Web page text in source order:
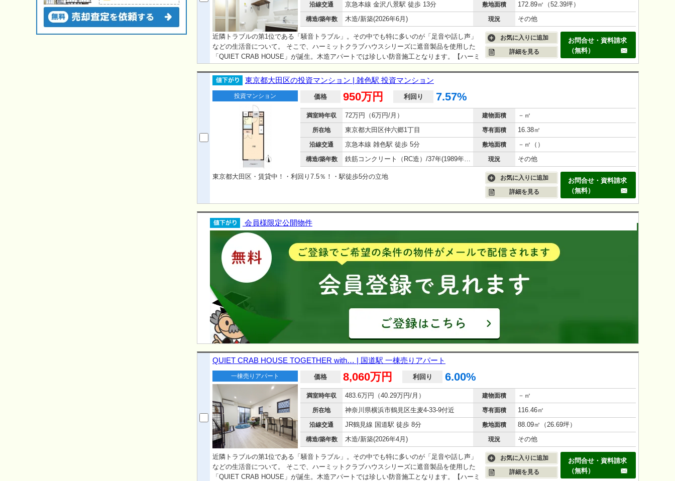
沿線交通 京急本線 金沢八景駅 徒歩 13分 敷地面積 172.89㎡（52.39坪）
構造/築年数 木造/新築(2026年6月) 現況 その他
近隣トラブルの第1位である「騒音トラブル」。その中でも特に多いのが「足音や話し声」
などの生活音について。 そこで、ハーミットクラブハウスシリーズに遮音製品を使用した
「QUIET CRAB HOUSE」が誕生。木造アパートでは珍しい防音施工となります。【ハーミ
空間設計で、 特に女性からの支持が高く、入居者の女性比率は6割をこえております。 ま
た、管理体制も徹底しており、家賃徴収や入退去管理、滞納家賃の回収やクレーム対応など
もすべて自社でおこなうことで、オーナー様への一切の負担をなくしております。 「横
浜・川崎」エリアの投資家の方であれば1棟は所有されているといっても過言ではありませ
ん。 野球で例えると4番バッターのような活躍をしてくれる物件です！ ※※入居率：
99.37％（2025年3月調べ）※※
お気に入りに追加
詳細を見る
お問合せ・資料請求
（無料）
東京都大田区の投資マンション | 雑色駅 投資マンション
投資マンション 価格 950万円 利回り 7.57%
満室時年収 72万円（6万円/月） 建物面積 －㎡
所在地 東京都大田区仲六郷1丁目 専有面積 16.38㎡
沿線交通 京急本線 雑色駅 徒歩 5分 敷地面積 －㎡（）
構造/築年数 鉄筋コンクリート（RC造）/37年(1989年6月) 現況 その他
東京都大田区・賃貸中！・利回り7.5％！・駅徒歩5分の立地
お気に入りに追加
詳細を見る
お問合せ・資料請求
（無料）
会員様限定公開物件
QUIET CRAB HOUSE TOGETHER with… | 国道駅 一棟売りアパート
一棟売りアパート 価格 8,060万円 利回り 6.00%
満室時年収 483.6万円（40.29万円/月） 建物面積 －㎡
所在地 神奈川県横浜市鶴見区生麦4-33-9付近 専有面積 116.46㎡
沿線交通 JR鶴見線 国道駅 徒歩 8分 敷地面積 88.09㎡（26.69坪）
構造/築年数 木造/新築(2026年4月) 現況 その他
近隣トラブルの第1位である「騒音トラブル」。その中でも特に多いのが「足音や話し声」
などの生活音について。 そこで、ハーミットクラブハウスシリーズに遮音製品を使用した
「QUIET CRAB HOUSE」が誕生。木造アパートでは珍しい防音施工となります。【ハーミ
お気に入りに追加
詳細を見る
お問合せ・資料請求
（無料）